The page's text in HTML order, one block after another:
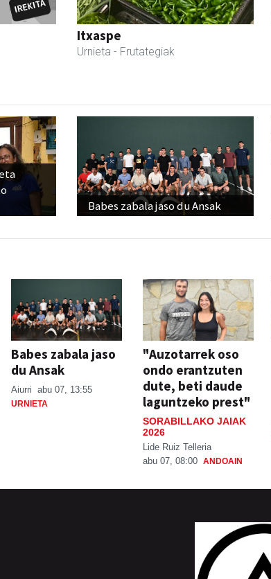
Itxaspe
Urnieta - Frutategiak
Babes zabala jaso du Ansak
Babes zabala jaso
du Ansak
Aiurri abu 07, 13:55
URNIETA
"Auzotarrek oso
ondo erantzuten
dute, beti daude
laguntzeko prest"
SORABILLAKO JAIAK
2026
Lide Ruiz Telleria
abu 07, 08:00 ANDOAIN